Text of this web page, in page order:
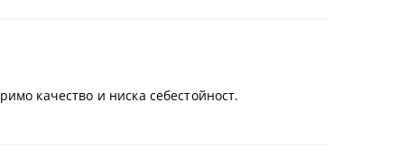
качество и ниска себестойност.